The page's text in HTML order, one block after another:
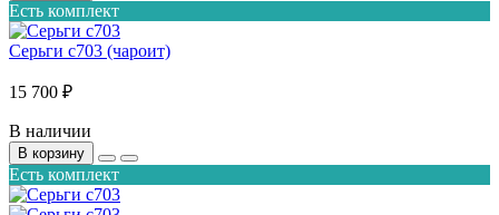
Есть комплект
Серьги с703 (чароит)
15 700 ₽
В наличии
В корзину
Есть комплект